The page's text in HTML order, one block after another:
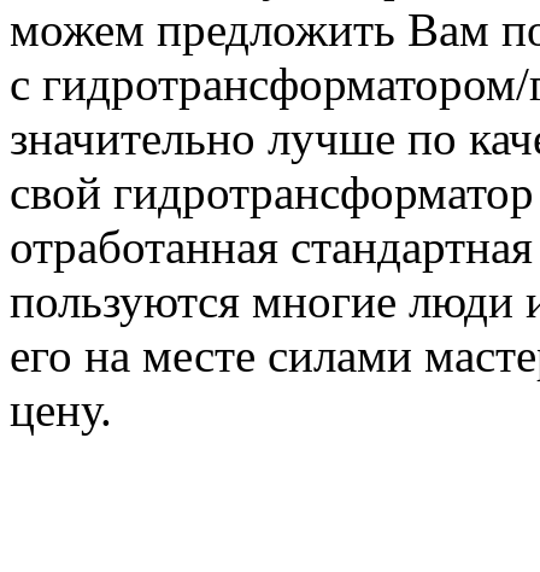
можем предложить Вам
с
значительно лучше по
свой
отработанная
пользуются многие люди
его на месте силами
цену.